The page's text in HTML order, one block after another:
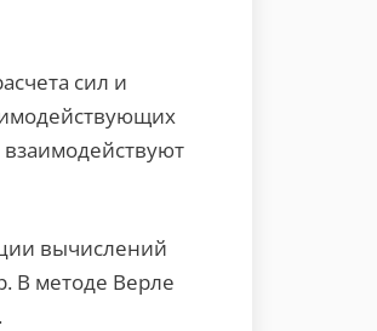
сил и
вычислений
В методе Верле